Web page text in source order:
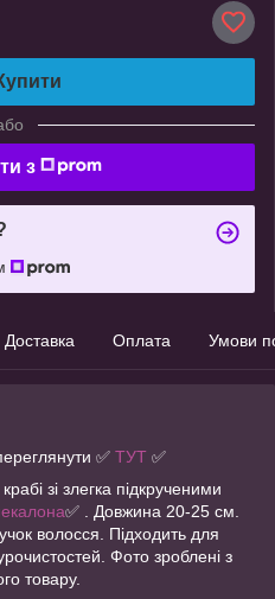
з
Доставка Оплата Умови
✅ ТУТ ✅
зі злегка підкрученими
✅ . Довжина 20-25 см.
волосся. Підходить для
Фото зроблені з
товару.